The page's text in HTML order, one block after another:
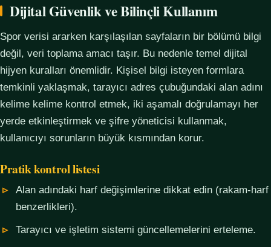
Dijital Güvenlik ve Bilinçli Kullanım
Spor verisi ararken karşılaşılan sayfaların bir bölümü bilgi
değil, veri toplama amacı taşır. Bu nedenle temel dijital
hijyen kuralları önemlidir. Kişisel bilgi isteyen formlara
temkinli yaklaşmak, tarayıcı adres çubuğundaki alan adını
kelime kelime kontrol etmek, iki aşamalı doğrulamayı her
yerde etkinleştirmek ve şifre yöneticisi kullanmak,
kullanıcıyı sorunların büyük kısmından korur.
Pratik kontrol listesi
Alan adındaki harf değişimlerine dikkat edin (rakam-harf
benzerlikleri).
Tarayıcı ve işletim sistemi güncellemelerini erteleme.